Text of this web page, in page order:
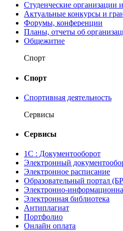
Студенческие организации
Актуальные конкурсы и
Форумы, конференции
Планы, отчеты об
Общежитие
Спорт
Спорт
Спортивная деятельность
Сервисы
Сервисы
1С : Документооборот
Электронный
Электронное расписание
Образовательный портал
Электронно-
Электронная библиотека
Антиплагиат
Портфолио
Онлайн оплата